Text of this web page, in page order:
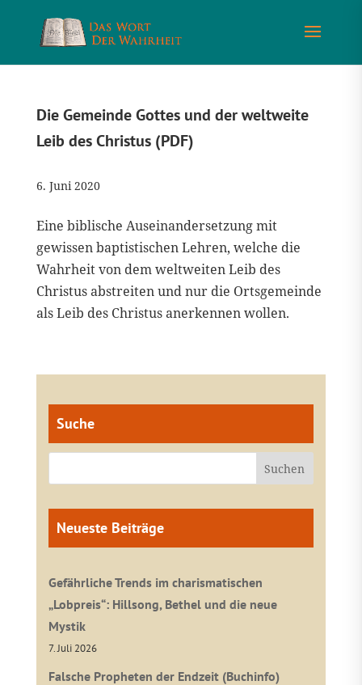
Die Gemeinde Gottes und der weltweite
Leib des Christus (PDF)
6. Juni 2020
Eine biblische Auseinandersetzung mit
gewissen baptistischen Lehren, welche die
Wahrheit von dem weltweiten Leib des
Christus abstreiten und nur die Ortsgemeinde
als Leib des Christus anerkennen wollen.
Suche
Neueste Beiträge
Gefährliche Trends im charismatischen
„Lobpreis“: Hillsong, Bethel und die neue
Mystik
7. Juli 2026
Falsche Propheten der Endzeit (Buchinfo)